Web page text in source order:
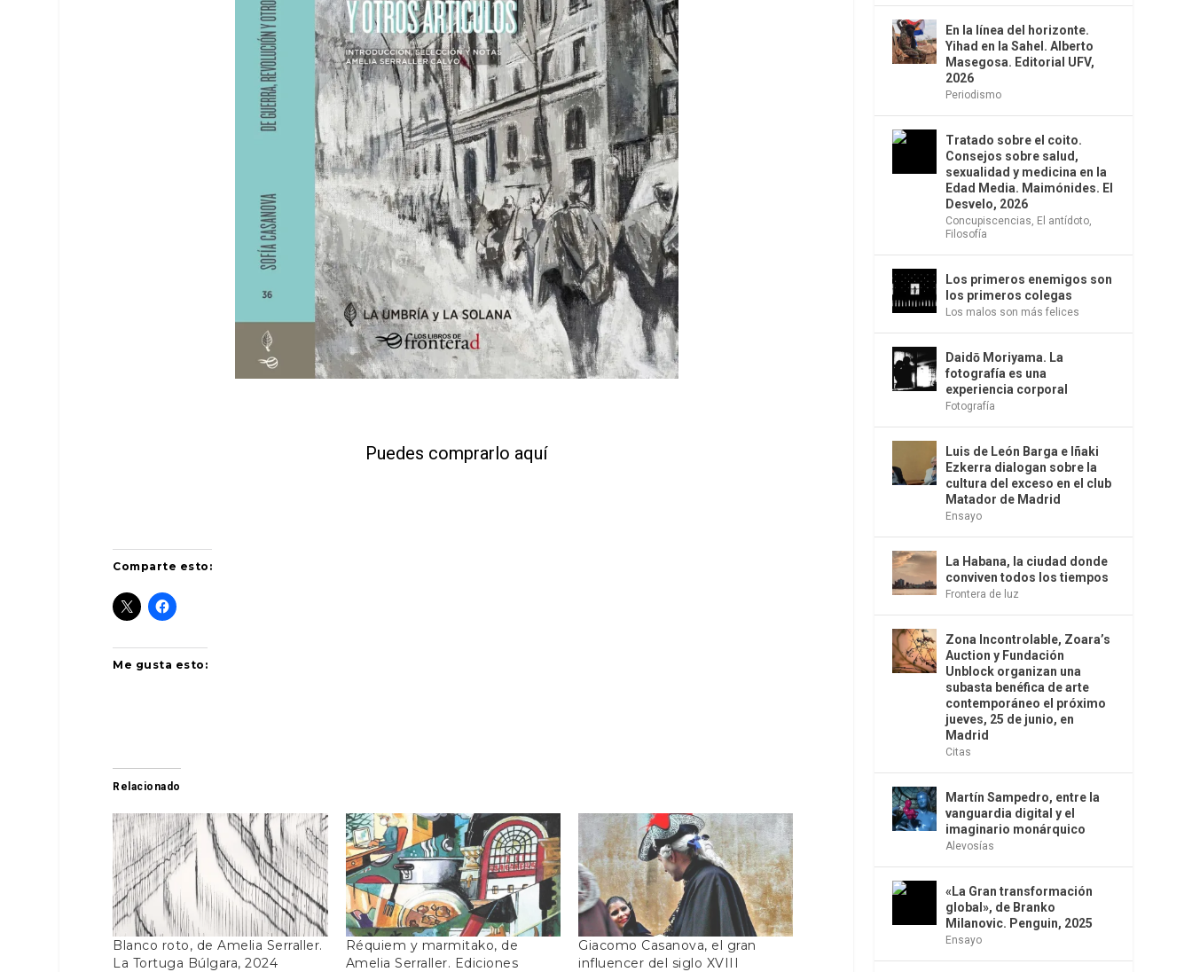
Puedes comprarlo aquí
Comparte esto:
Me gusta esto:
Relacionado
Blanco roto, de Amelia Serraller.
La Tortuga Búlgara, 2024
Réquiem y marmitako, de
Amelia Serraller. Ediciones
Giacomo Casanova, el gran
influencer del siglo XVIII
En la línea del horizonte.
Yihad en la Sahel. Alberto
Masegosa. Editorial UFV,
2026
Periodismo
Tratado sobre el coito.
Consejos sobre salud,
sexualidad y medicina en la
Edad Media. Maimónides. El
Desvelo, 2026
Concupiscencias, El antídoto,
Filosofía
Los primeros enemigos son
los primeros colegas
Los malos son más felices
Daidō Moriyama. La
fotografía es una
experiencia corporal
Fotografía
Luis de León Barga e Iñaki
Ezkerra dialogan sobre la
cultura del exceso en el club
Matador de Madrid
Ensayo
La Habana, la ciudad donde
conviven todos los tiempos
Frontera de luz
Zona Incontrolable, Zoara’s
Auction y Fundación
Unblock organizan una
subasta benéfica de arte
contemporáneo el próximo
jueves, 25 de junio, en
Madrid
Citas
Martín Sampedro, entre la
vanguardia digital y el
imaginario monárquico
Alevosías
«La Gran transformación
global», de Branko
Milanovic. Penguin, 2025
Ensayo